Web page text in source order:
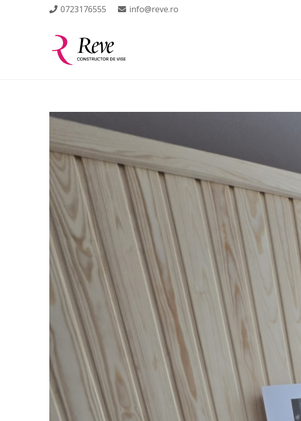
0723176555 info@reve.ro